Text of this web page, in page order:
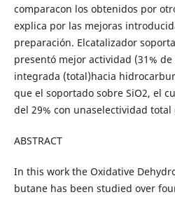
comparacon los obtenidos por
explica por las mejoras
preparación. Elcatalizador
presentó mejor actividad (31%
integrada (total)hacia
que el soportado sobre SiO2, el
del 29% con unaselectividad total
ABSTRACT
In this work the Oxidative
butane has been studied over